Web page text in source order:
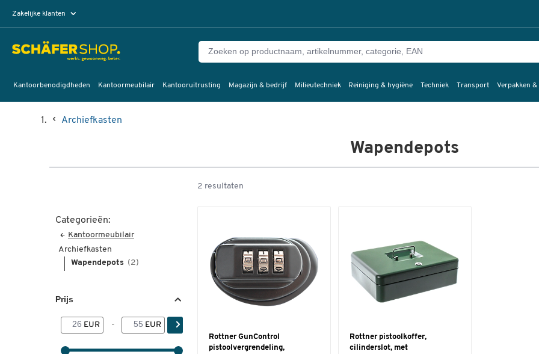
Zakelijke klanten
Kantoorbenodigdheden Kantoormeubilair Kantooruitrusting Magazijn & bedrijf Milieutechniek Reiniging & hygiëne Techniek Transport Verpakken &
Archiefkasten
Wapendepots
Categorieën:
Kantoormeubilair
Archiefkasten
Wapendepots (2)
Prijs
EUR - EUR
2 resultaten
Rottner GunControl
pistoolvergrendeling,
Rottner pistoolkoffer,
cilinderslot, met